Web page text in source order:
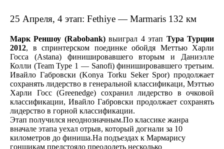
25 Апреля, 4 этап: Fethiye — Marmaris 132 км
Марк Реншоу (Rabobank)выиграл 4 этап Тура Турции
2012, в спринтерском поединке обойдя Меттью Харли
Госса (Astana) финишировавшего вторым и Даниэлле
Колли (Team Type 1 — Sanofi) финишировавшего третьим.
Ивайло Габровски (Konya Torku Seker Spor) продолжает
сохранять лидерство в генеральной классификаци, Мэттью
Харли Госс (Greenedge) сохранил лидерство в очковой
классификации, Ивайло Габровски продолжает сохранять
лидерство в горной классификации.
Этап получился неоднозначным.По классике жанра
вначале этапа уехал отрыв, который догнали за 10
километров до финиша.На подъездах к Мармарису
гонщикам предстояло преодолеть несколько